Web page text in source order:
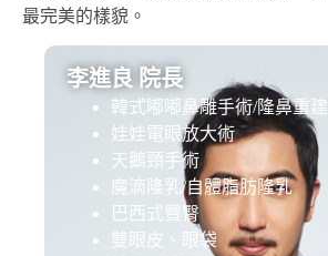
最完美的樣貌。
李進良 院長
韓式嘟嘟鼻雕手術/隆鼻重建
娃娃電眼放大術
天鵝頸手術
魔滴隆乳/自體脂肪隆乳
巴西式豐臀
雙眼皮、眼袋